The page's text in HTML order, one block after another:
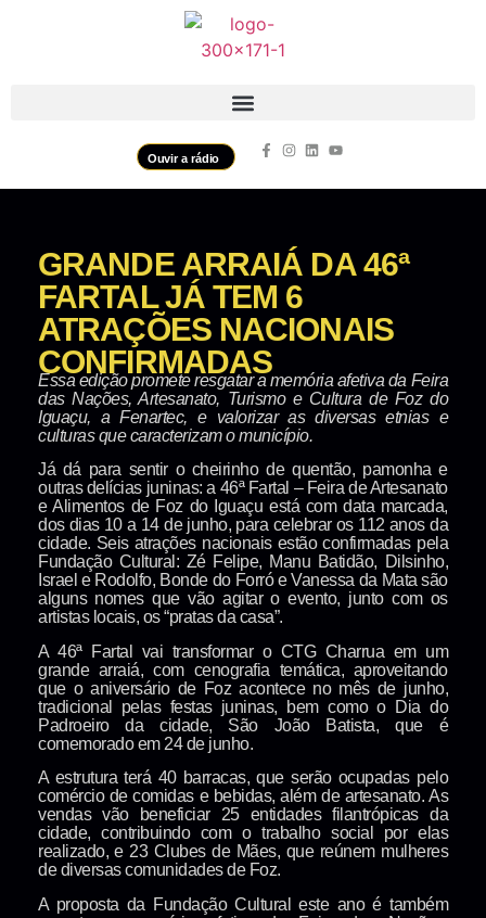
Ouvir a rádio
GRANDE ARRAIÁ DA 46ª
FARTAL JÁ TEM 6
ATRAÇÕES NACIONAIS
CONFIRMADAS
Essa edição promete resgatar a memória afetiva da Feira
das Nações, Artesanato, Turismo e Cultura de Foz do
Iguaçu, a Fenartec, e valorizar as diversas etnias e
culturas que caracterizam o município.
Já dá para sentir o cheirinho de quentão, pamonha e
outras delícias juninas: a 46ª Fartal – Feira de Artesanato
e Alimentos de Foz do Iguaçu está com data marcada,
dos dias 10 a 14 de junho, para celebrar os 112 anos da
cidade. Seis atrações nacionais estão confirmadas pela
Fundação Cultural: Zé Felipe, Manu Batidão, Dilsinho,
Israel e Rodolfo, Bonde do Forró e Vanessa da Mata são
alguns nomes que vão agitar o evento, junto com os
artistas locais, os “pratas da casa”.
A 46ª Fartal vai transformar o CTG Charrua em um
grande arraiá, com cenografia temática, aproveitando
que o aniversário de Foz acontece no mês de junho,
tradicional pelas festas juninas, bem como o Dia do
Padroeiro da cidade, São João Batista, que é
comemorado em 24 de junho.
A estrutura terá 40 barracas, que serão ocupadas pelo
comércio de comidas e bebidas, além de artesanato. As
vendas vão beneficiar 25 entidades filantrópicas da
cidade, contribuindo com o trabalho social por elas
realizado, e 23 Clubes de Mães, que reúnem mulheres
de diversas comunidades de Foz.
A proposta da Fundação Cultural este ano é também